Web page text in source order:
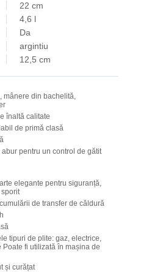
22 cm
4,6 l
Da
argintiu
12,5 cm
mânere din bachelită,
înaltă calitate
de primă clasă
pentru un control de gătit
elegante pentru siguranță,
de transfer de căldură
tipuri de plite: gaz, electrice,
fi utilizată în mașina de
și curățat